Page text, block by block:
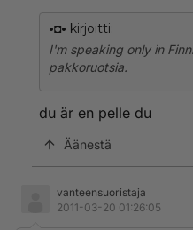
•◘• kirjoitti:
I'm speaking only in
pakkoruotsia.
du är en pelle du
Äänestä
vanteensuoristaja
2011-03-20 01:26:05